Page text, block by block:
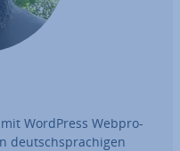
WordPress Web­pro­
deutsch­spra­chi­gen